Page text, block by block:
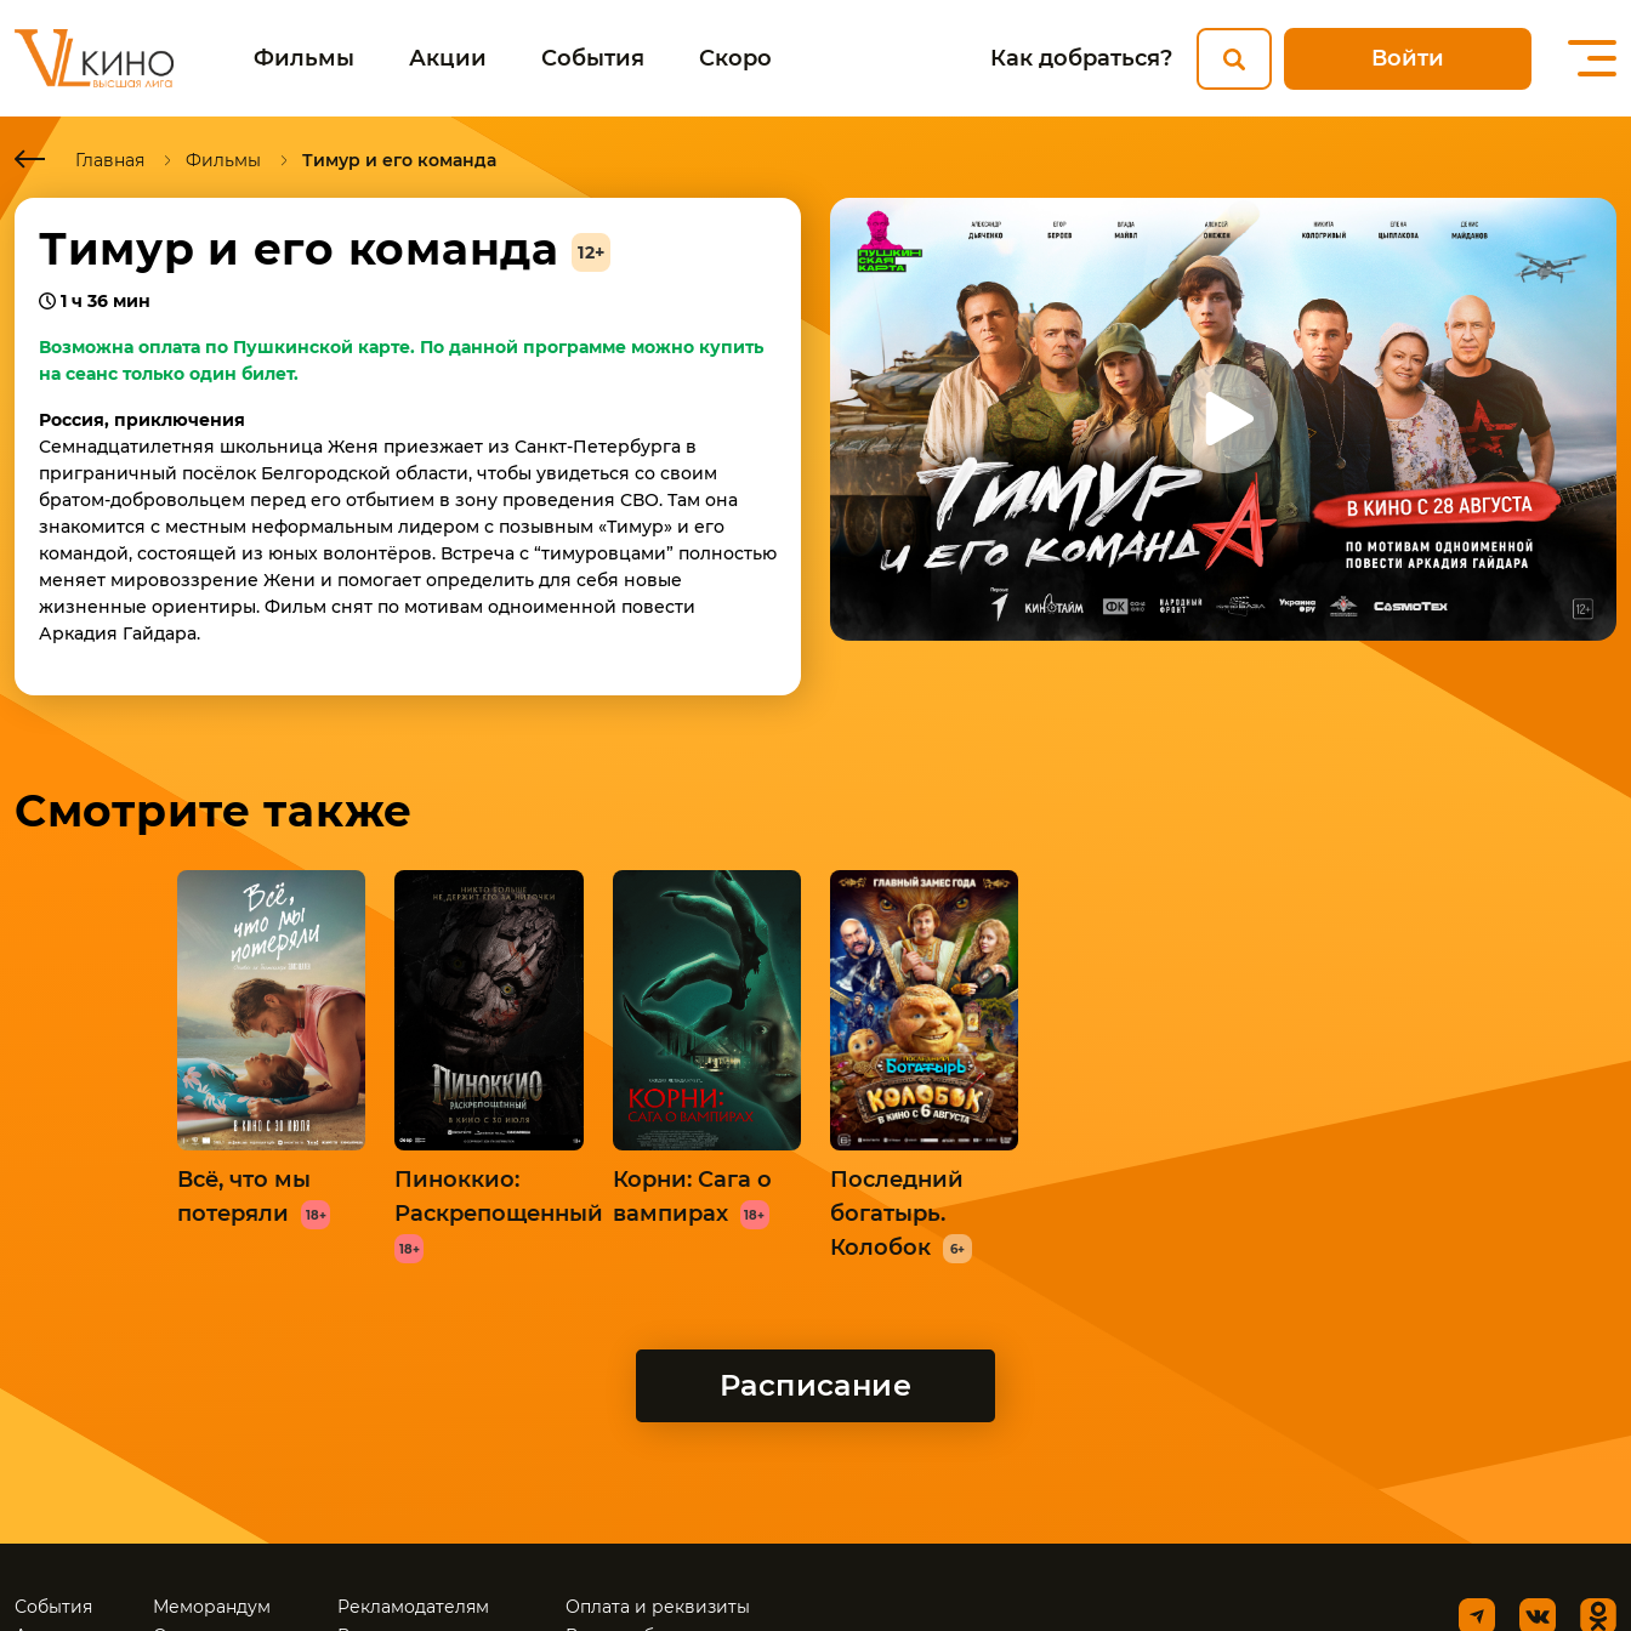
Фильмы Акции События Скоро Как добраться? Войти
Главная Фильмы Тимур и его команда
Тимур и его команда 12+
1 ч 36 мин
Возможна оплата по Пушкинской карте. По данной программе можно купить
на сеанс только один билет.
Россия, приключения
Семнадцатилетняя школьница Женя приезжает из Санкт-Петербурга в
приграничный посёлок Белгородской области, чтобы увидеться со своим
братом-добровольцем перед его отбытием в зону проведения СВО. Там она
знакомится с местным неформальным лидером с позывным «Тимур» и его
командой, состоящей из юных волонтёров. Встреча с “тимуровцами” полностью
меняет мировоззрение Жени и помогает определить для себя новые
жизненные ориентиры. Фильм снят по мотивам одноименной повести
Аркадия Гайдара.
Смотрите также
Всё, что мы
потеряли
18+
Пиноккио:
Раскрепощенный
18+
Корни: Сага о
вампирах
18+
Последний
богатырь.
Колобок
6+
Расписание
События
Меморандум
Рекламодателям
Оплата и реквизиты